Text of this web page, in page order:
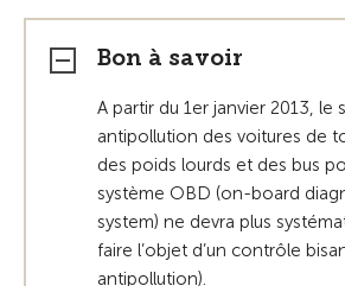
Bon à savoir
A partir du 1er janvier 2013, le
antipollution des voitures de
des poids lourds et des bus
système OBD (on-board
system) ne devra plus
faire l’objet d’un contrôle
antipollution).